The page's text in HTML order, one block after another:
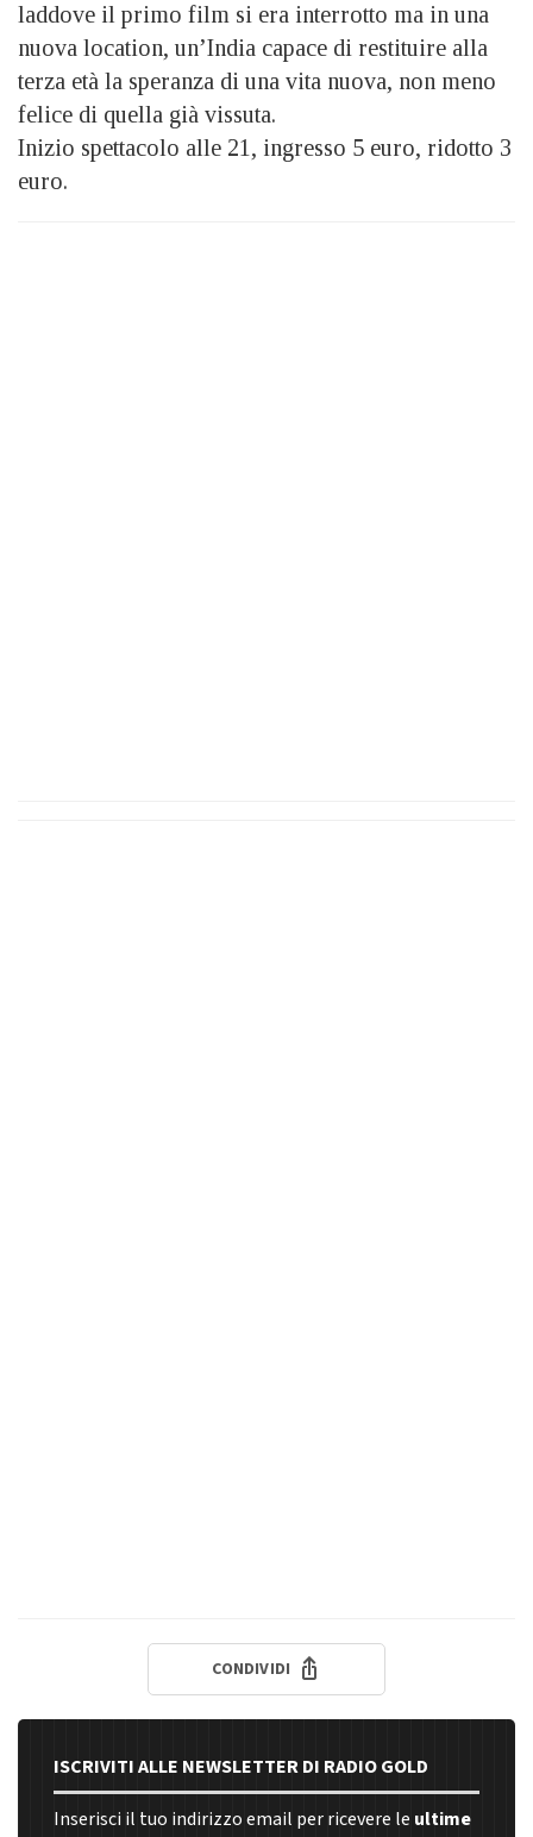
laddove il primo film si era interrotto ma in una
nuova location, un’India capace di restituire alla
terza età la speranza di una vita nuova, non meno
felice di quella già vissuta.
Inizio spettacolo alle 21, ingresso 5 euro, ridotto 3
euro.
CONDIVIDI
ISCRIVITI ALLE NEWSLETTER DI RADIO GOLD
Inserisci il tuo indirizzo email per ricevere le ultime